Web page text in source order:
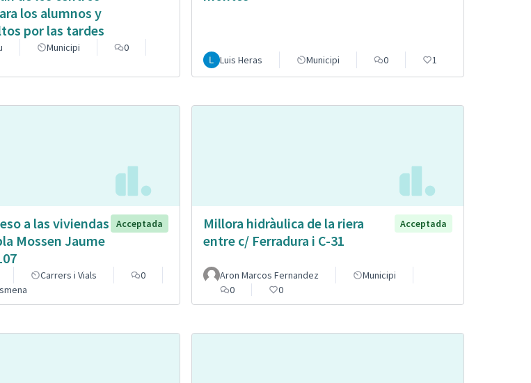
los alumnos y
por las tardes
Municipi
0
Luis Heras Municipi 0 1
a las viviendas
Mossen Jaume
Acceptada
Carrers i Vials
0
Millora hidràulica de la riera
entre c/ Ferradura i C-31
Acceptada
Aron Marcos Fernandez
Municipi
0
0